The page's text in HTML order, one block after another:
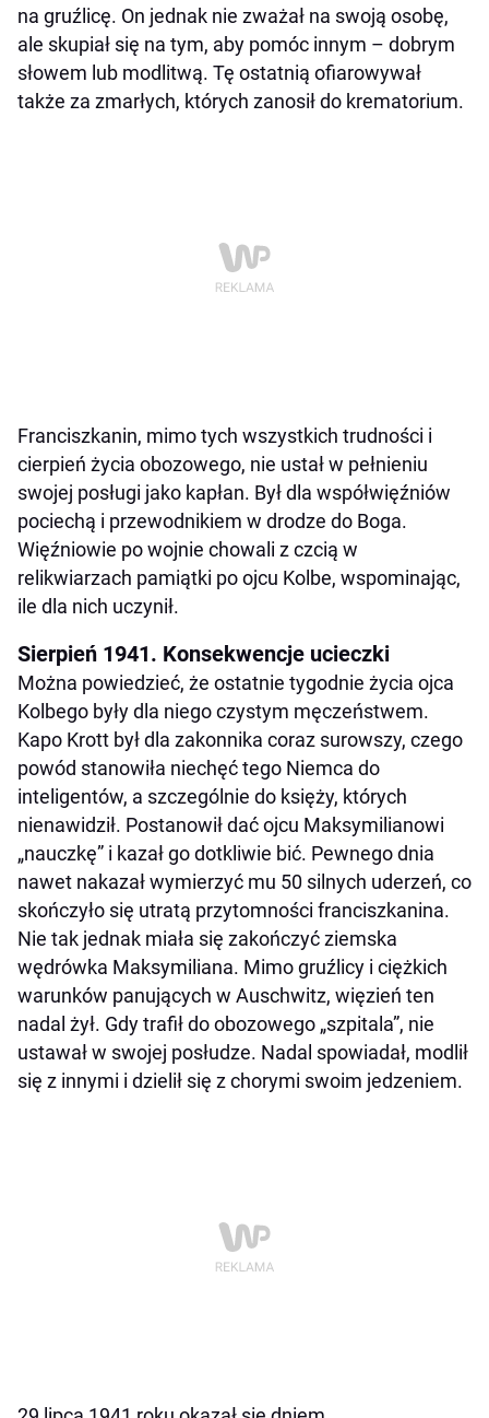
na gruźlicę. On jednak nie zważał na swoją osobę,
ale skupiał się na tym, aby pomóc innym – dobrym
słowem lub modlitwą. Tę ostatnią ofiarowywał
także za zmarłych, których zanosił do krematorium.
Franciszkanin, mimo tych wszystkich trudności i
cierpień życia obozowego, nie ustał w pełnieniu
swojej posługi jako kapłan. Był dla współwięźniów
pociechą i przewodnikiem w drodze do Boga.
Więźniowie po wojnie chowali z czcią w
relikwiarzach pamiątki po ojcu Kolbe, wspominając,
ile dla nich uczynił.
Sierpień 1941. Konsekwencje ucieczki
Można powiedzieć, że ostatnie tygodnie życia ojca
Kolbego były dla niego czystym męczeństwem.
Kapo Krott był dla zakonnika coraz surowszy, czego
powód stanowiła niechęć tego Niemca do
inteligentów, a szczególnie do księży, których
nienawidził. Postanowił dać ojcu Maksymilianowi
„nauczkę” i kazał go dotkliwie bić. Pewnego dnia
nawet nakazał wymierzyć mu 50 silnych uderzeń, co
skończyło się utratą przytomności franciszkanina.
Nie tak jednak miała się zakończyć ziemska
wędrówka Maksymiliana. Mimo gruźlicy i ciężkich
warunków panujących w Auschwitz, więzień ten
nadal żył. Gdy trafił do obozowego „szpitala”, nie
ustawał w swojej posłudze. Nadal spowiadał, modlił
się z innymi i dzielił się z chorymi swoim jedzeniem.